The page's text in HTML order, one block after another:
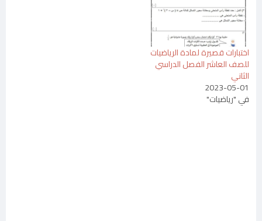
اختبارات قصيرة لمادة الرياضيات
للصف العاشر الفصل الدراسي
الثاني
2023-05-01
في "رياضيات"